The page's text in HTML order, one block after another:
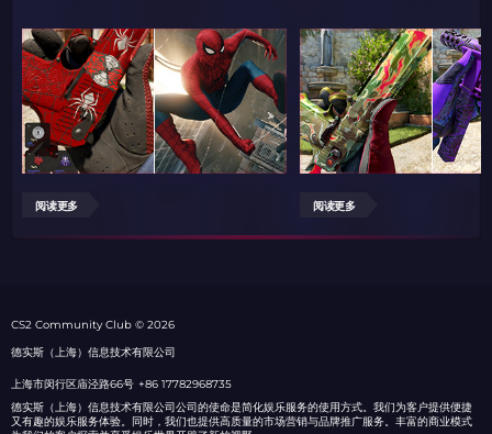
阅读更多 阅读更多
СS2 Community Club © 2026
德实斯（上海）信息技术有限公司
上海市闵行区庙泾路66号 +86 17782968735
德实斯（上海）信息技术有限公司公司的使命是简化娱乐服务的使用方式。我们为客户提供便捷
又有趣的娱乐服务体验。同时，我们也提供高质量的市场营销与品牌推广服务。丰富的商业模式